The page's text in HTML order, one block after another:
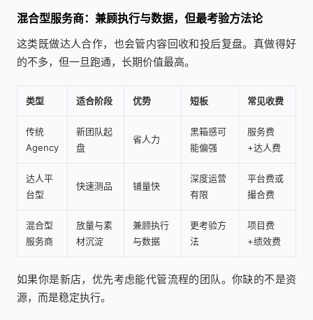
混合型服务商：兼顾执行与数据，但最考验方法论
这类既做达人合作，也会管内容回收和投后复盘。真做得好
的不多，但一旦跑通，长期价值最高。
类型 适合阶段 优势 短板 常见收费
传统
Agency
新团队起
盘
省人力
黑箱感可
能偏强
服务费
+达人费
达人平
台型
快速测品 铺量快
深度运营
有限
平台费或
撮合费
混合型
服务商
放量与素
材沉淀
兼顾执行
与数据
更考验方
法
项目费
+绩效费
如果你是新店，优先考虑能代管流程的团队。你缺的不是资
源，而是稳定执行。